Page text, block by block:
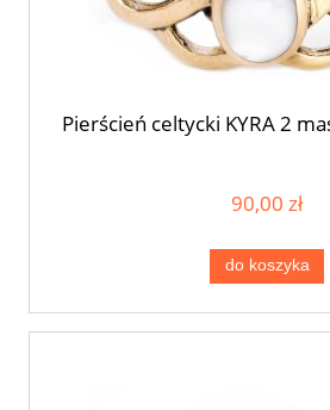
Pierścień celtycki KYRA 2
90,00 zł
do koszyka